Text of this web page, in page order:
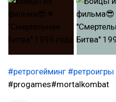
#ретрогейминг #ретроигры
#progames#mortalkombat